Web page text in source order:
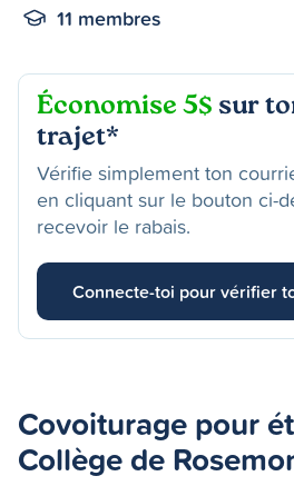
11 membres
Économise 5$ sur
trajet*
Vérifie simplement ton
en cliquant sur le bouton ci-
recevoir le rabais.
Connecte-toi pour vérifier
Covoiturage pour
Collège de